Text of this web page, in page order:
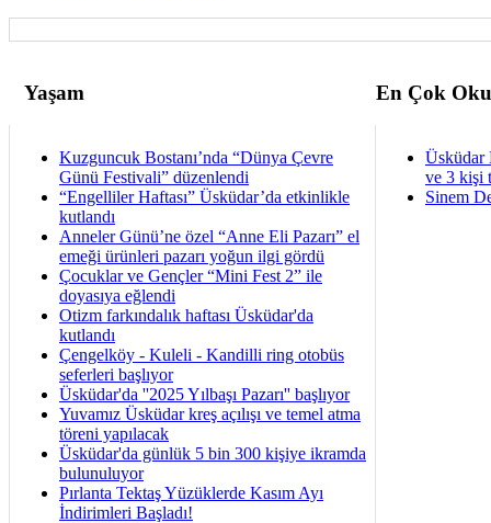
Yaşam En Çok
Kuzguncuk Bostanı’nda “Dünya Çevre
Günü Festivali” düzenlendi
“Engelliler Haftası” Üsküdar’da etkinlikle
kutlandı
Anneler Günü’ne özel “Anne Eli Pazarı” el
emeği ürünleri pazarı yoğun ilgi gördü
Çocuklar ve Gençler “Mini Fest 2” ile
doyasıya eğlendi
Otizm farkındalık haftası Üsküdar'da
kutlandı
Çengelköy - Kuleli - Kandilli ring otobüs
seferleri başlıyor
Üsküdar'da ''2025 Yılbaşı Pazarı'' başlıyor
Yuvamız Üsküdar kreş açılışı ve temel atma
töreni yapılacak
Üsküdar'da günlük 5 bin 300 kişiye ikramda
bulunuluyor
Pırlanta Tektaş Yüzüklerde Kasım Ayı
İndirimleri Başladı!
Üsküdar
ve 3 kişi
Sinem